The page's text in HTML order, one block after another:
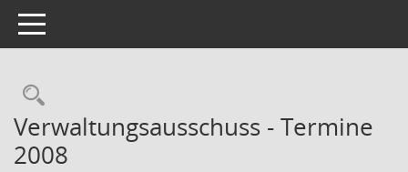
Toggle navigation
Rechercheauswahl
Verwaltungsausschuss - Termine
2008